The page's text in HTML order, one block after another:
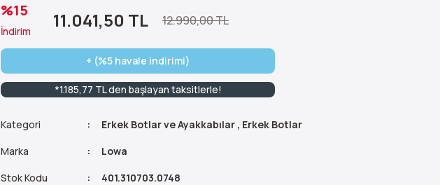
%15
İndirim 11.041,50 TL 12.990,00 TL
+ (%5 havale indirimi)
*1.185,77 TL den başlayan taksitlerle!
Kategori Erkek Botlar ve Ayakkabılar , Erkek Botlar
Marka
Lowa
Stok Kodu
401.310703.0748